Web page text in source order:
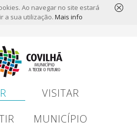
Ao navegar no site estará
a sua utilização. Mais info
VISITAR
MUNICÍPIO